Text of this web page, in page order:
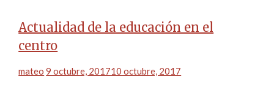
Actualidad de la educación en el
centro
mateo 9 octubre, 201710 octubre, 2017